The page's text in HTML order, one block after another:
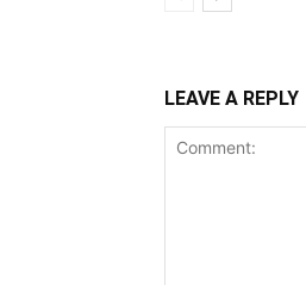
LEAVE A REPLY